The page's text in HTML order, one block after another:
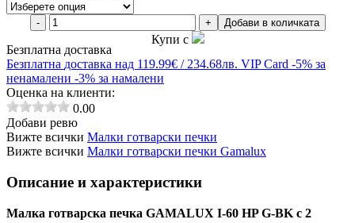
- + Добави в количката
Купи с
Безплатна доставка
Безплатна доставка над 119.99€ / 234.68лв. VIP Card -5% за
ненамалени -3% за намалени
Оценка на клиенти:
0.00
Добави ревю
Вижте всички Малки готварски печки
Вижте всички Малки готварски печки Gamalux
Описание и характеристики
Малка готварска печка GAMALUX I-60 HP G-BK с 2